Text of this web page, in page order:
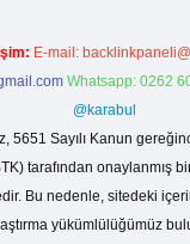
E-mail:
Whatsapp: 0262
@karabul
5651 Sayılı Kanun
tarafından onaylanmış
Bu nedenle, sitedeki
yükümlülüğümüz